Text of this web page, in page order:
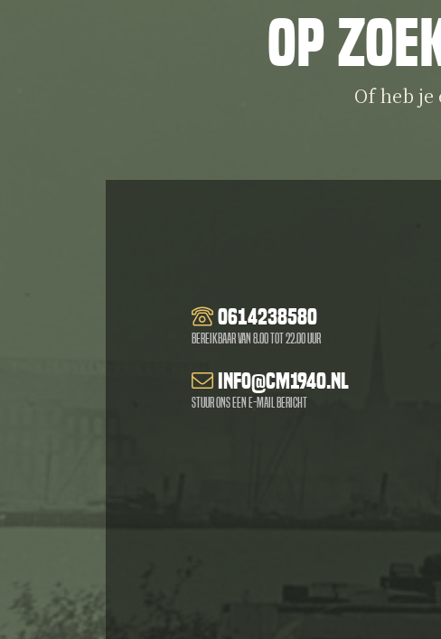
Op
Of heb je
0614238580
Bereikbaar van 8.00 tot 22.00 uur
info@cm1940.nl
Stuur ons een e-mail bericht